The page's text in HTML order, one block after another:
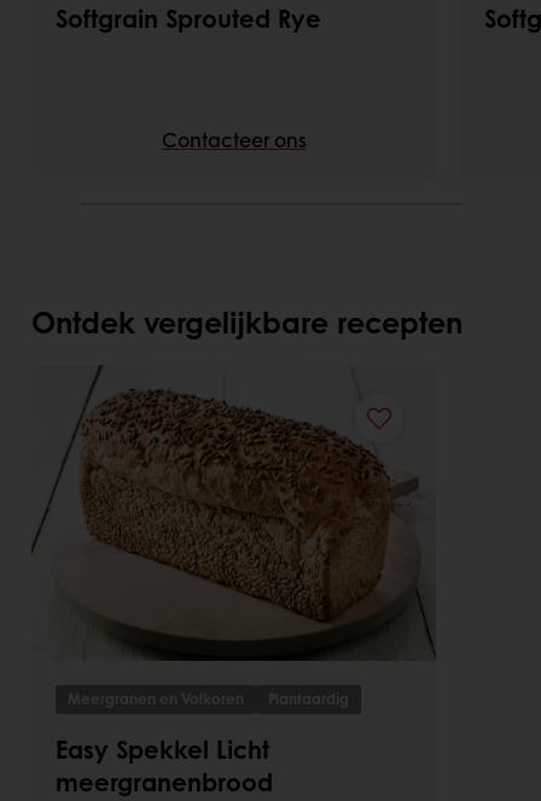
Softgrain Sprouted Rye
Contacteer ons
Ontdek vergelijkbare recepten
Meergranen en Volkoren Plantaardig
Easy Spekkel Licht
meergranenbrood